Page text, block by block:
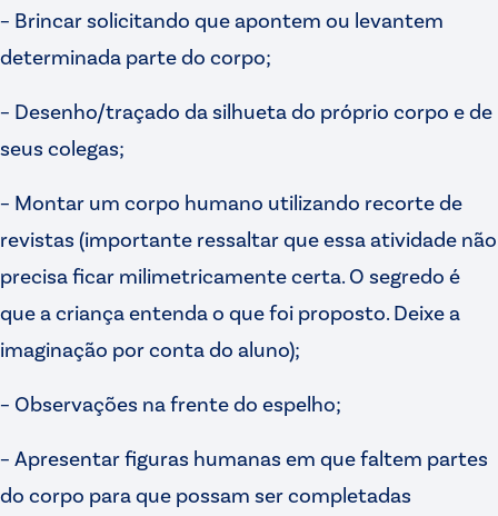
– Brincar solicitando que apontem ou levantem
determinada parte do corpo;
– Desenho/traçado da silhueta do próprio corpo e de
seus colegas;
– Montar um corpo humano utilizando recorte de
revistas (importante ressaltar que essa atividade não
precisa ficar milimetricamente certa. O segredo é
que a criança entenda o que foi proposto. Deixe a
imaginação por conta do aluno);
– Observações na frente do espelho;
– Apresentar figuras humanas em que faltem partes
do corpo para que possam ser completadas